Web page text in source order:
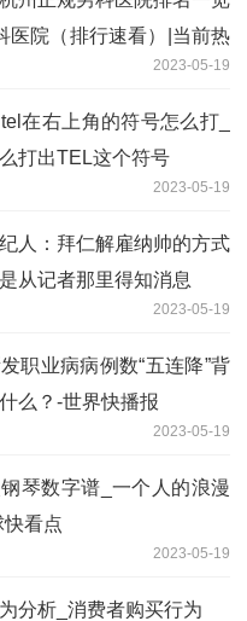
医院（排行速看）|当前热
2023-05-19
在右上角的符号怎么打_
打出TEL这个符号
2023-05-19
人：拜仁解雇纳帅的方式
从记者那里得知消息
2023-05-19
职业病病例数“五连降”背
么？-世界快播报
2023-05-19
琴数字谱_一个人的浪漫
看点
2023-05-19
分析_消费者购买行为